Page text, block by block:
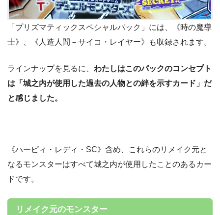
「プリズマティックスペシャルパック」には、《時の魔導
士》、《人造人間－サイコ・レイヤー》も収録されます。
ラインナップを見るに、 わたしはこのパックのコンセプト
は「城之内が使用した過去の人物との絆を示すカード」だ
と感じました。
《ハーピィ・レディ・SC》含め、これらのリメイク元と
なるモンスターはすべて城之内が使用したことのあるカー
ドです。
リメイク元のモンスター